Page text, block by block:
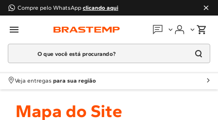
Compre pelo WhatsApp clicando aqui
Em que podemos
O que você está procurando?
Termos mais buscados
1º Geladeira
2
Veja entregas para sua região
Mapa do Site